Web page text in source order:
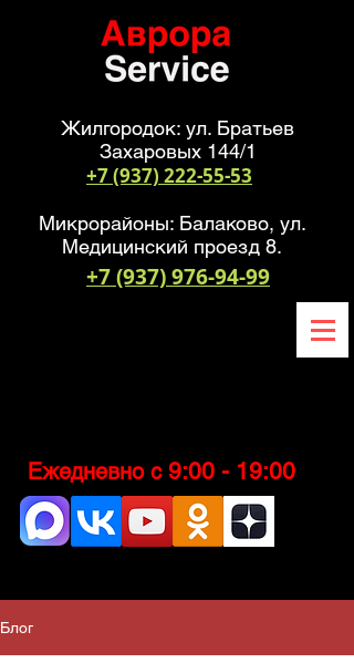
Ежедневно с 9:00 - 19:00
Микрорайоны: Балаково, ул.
Медицинский проезд 8.
+7 (937) 976-94-99
Жилгородок: ул. Братьев
Захаровых 144/1
+7 (937) 222-55-53
Блог